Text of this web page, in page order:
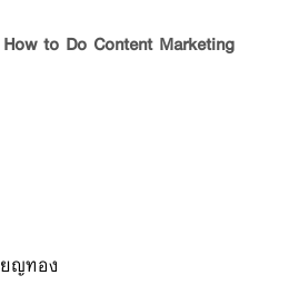
to Do Content Marketing
ญทอง